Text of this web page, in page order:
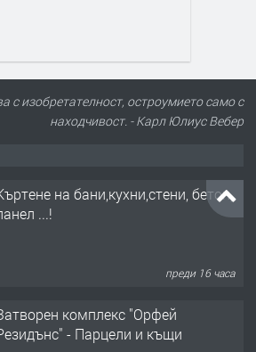
с изобретателност, остроумието само с
находчивост. - Карл Юлиус Вебер
на бани,кухни,стени, бетон,
...!
преди 16 часа
комплекс "Орфей
- Парцели и къщи